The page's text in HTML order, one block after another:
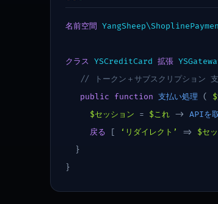
名前空間
クラス YSCreditCard 拡張
// トークン＋サブスクリプション
public function 支払い処理 (
$セッション
= $これ -> APIを
戻る
[ ‘リダイレクト’ => $セ
}
}